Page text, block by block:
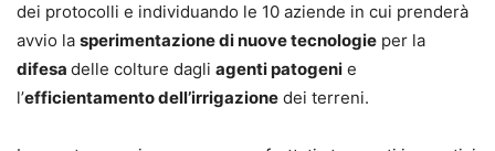
dei protocolli e individuando le 10 aziende in cui prenderà
avvio la sperimentazione di nuove tecnologie per la
difesa delle colture dagli agenti patogeni e
l’efficientamento dell’irrigazione dei terreni.